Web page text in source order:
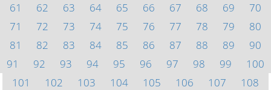
61
62 63 64 65 66 67 68 69
70
71
72 73 74 75 76 77 78 79
80
81
82 83 84 85 86 87 88 89
90
91
92 93 94 95 96 97 98 99
100
101
102 103 104 105 106 107
108